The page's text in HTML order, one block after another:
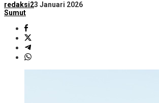
redaksi23 Januari 2026
Sumut